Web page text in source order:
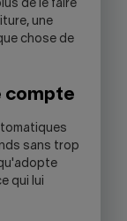
de le faire
une
chose de
compte
sans trop
qui lui